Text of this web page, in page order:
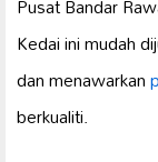
Kedai ini mudah
dan menawarkan
berkualiti.